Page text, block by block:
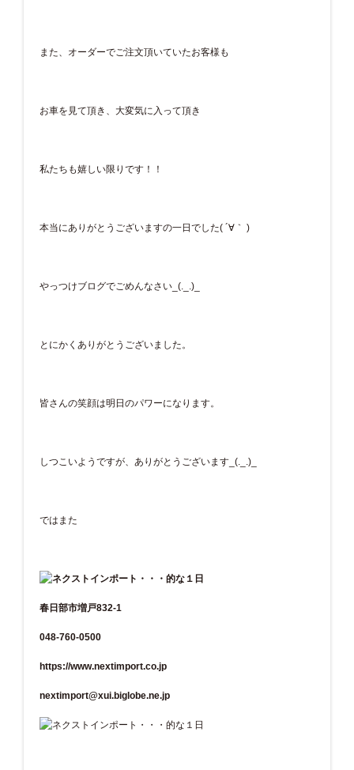
また、オーダーでご注文頂いていたお客様も
お車を見て頂き、大変気に入って頂き
私たちも嬉しい限りです！！
本当にありがとうございますの一日でした( ´∀｀ )
やっつけブログでごめんなさい_(._.)_
とにかくありがとうございました。
皆さんの笑顔は明日のパワーになります。
しつこいようですが、ありがとうございます_(._.)_
ではまた
春日部市増戸832-1
048-760-0500
https://www.nextimport.co.jp
nextimport@xui.biglobe.ne.jp